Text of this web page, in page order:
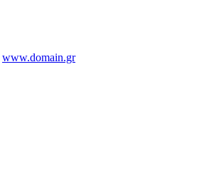
www.domain.gr